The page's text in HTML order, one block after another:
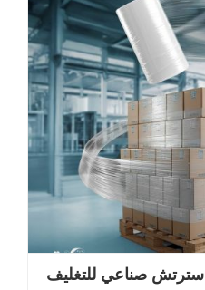
استرتش صناعي للتغليف